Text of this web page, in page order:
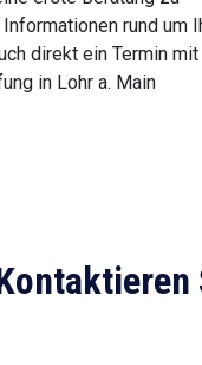
rund um
direkt ein Termin mit
in Lohr a. Main